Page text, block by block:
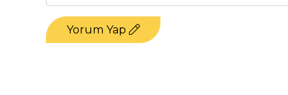
Yorum Yap